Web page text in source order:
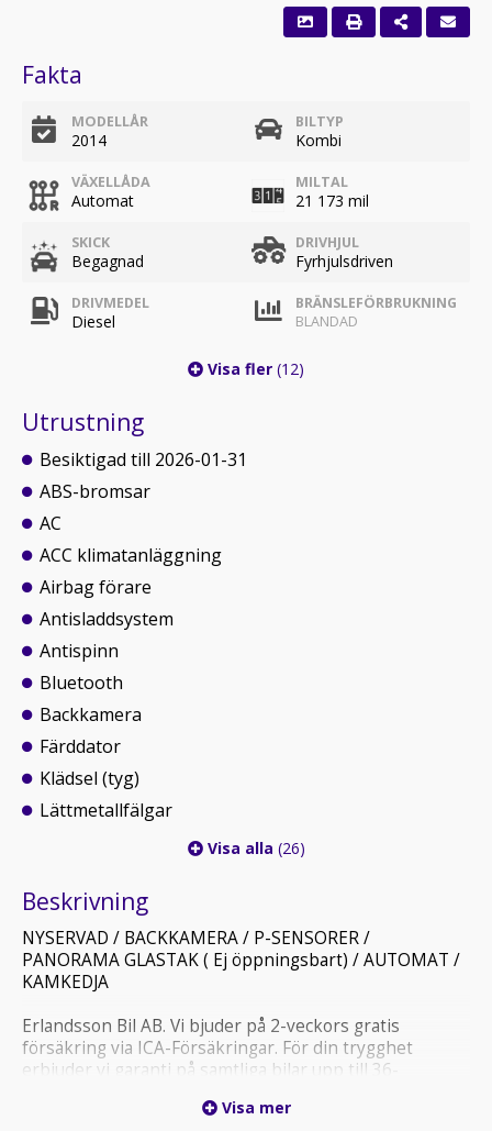
Fakta
MODELLÅR
2014
BILTYP
Kombi
VÄXELLÅDA
Automat
MILTAL
21 173 mil
SKICK
Begagnad
DRIVHJUL
Fyrhjulsdriven
DRIVMEDEL
Diesel
BRÄNSLEFÖRBRUKNING
BLANDAD
Visa fler (12)
Utrustning
Besiktigad till 2026-01-31
ABS-bromsar
AC
ACC klimatanläggning
Airbag förare
Antisladdsystem
Antispinn
Bluetooth
Backkamera
Färddator
Klädsel (tyg)
Lättmetallfälgar
Visa alla (26)
Beskrivning
NYSERVAD / BACKKAMERA / P-SENSORER /
PANORAMA GLASTAK ( Ej öppningsbart) / AUTOMAT /
KAMKEDJA
Erlandsson Bil AB. Vi bjuder på 2-veckors gratis
försäkring via ICA-Försäkringar. För din trygghet
erbjuder vi garanti på samtliga bilar upp till 36-
samarbetar med Santander och Svea ekonomi. Alla våra
Visa mer